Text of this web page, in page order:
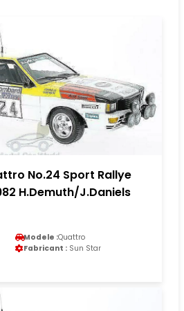
No.24 Sport Rallye
H.Demuth/J.Daniels
Modele :Quattro
Fabricant : Sun Star